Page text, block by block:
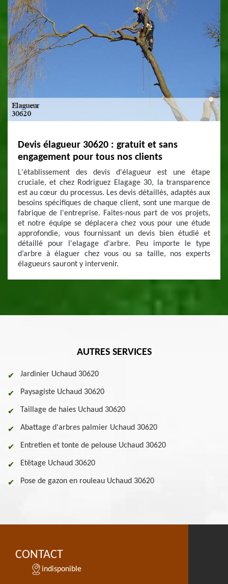
Devis élagueur 30620 : gratuit et sans
engagement pour tous nos clients
L'établissement des devis d'élagueur est une étape
cruciale, et chez Rodriguez Elagage 30, la transparence
est au cœur du processus. Les devis détaillés, adaptés aux
besoins spécifiques de chaque client, sont une marque de
fabrique de l'entreprise. Faites-nous part de vos projets,
et notre équipe se déplacera chez vous pour une étude
approfondie, vous fournissant un devis bien étudié et
détaillé pour l'elagage d'arbre. Peu importe le type
d’arbre à élaguer chez vous ou sa taille, nos experts
élagueurs sauront y intervenir.
AUTRES SERVICES
Jardinier Uchaud 30620
Paysagiste Uchaud 30620
Taillage de haies Uchaud 30620
Abattage d'arbres palmier Uchaud 30620
Entretien et tonte de pelouse Uchaud 30620
Etêtage Uchaud 30620
Pose de gazon en rouleau Uchaud 30620
CONTACT
indisponible